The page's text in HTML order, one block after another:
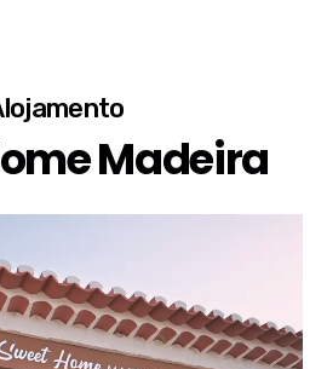
Madeira